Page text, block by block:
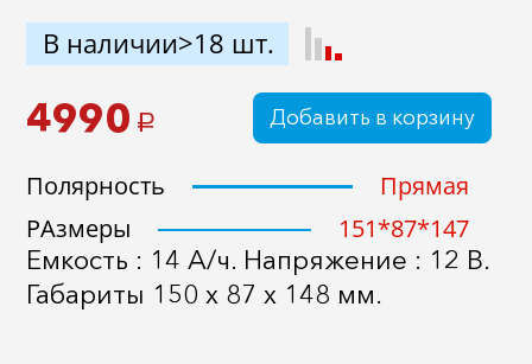
В наличии>18 шт.
4990 a Добавить в корзину
Полярность
Прямая
РАзмеры
151*87*147
Емкость : 14 А/ч. Напряжение : 12 В.
Габариты 150 х 87 х 148 мм.